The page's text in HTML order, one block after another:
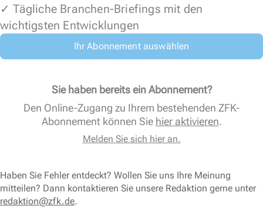
✓ Tägliche Branchen-Briefings mit den
wichtigsten Entwicklungen
Ihr Abonnement auswählen
Sie haben bereits ein Abonnement?
Den Online-Zugang zu Ihrem bestehenden ZFK-
Abonnement können Sie hier aktivieren.
Melden Sie sich hier an.
Haben Sie Fehler entdeckt? Wollen Sie uns Ihre Meinung
mitteilen? Dann kontaktieren Sie unsere Redaktion gerne unter
redaktion@zfk.de.